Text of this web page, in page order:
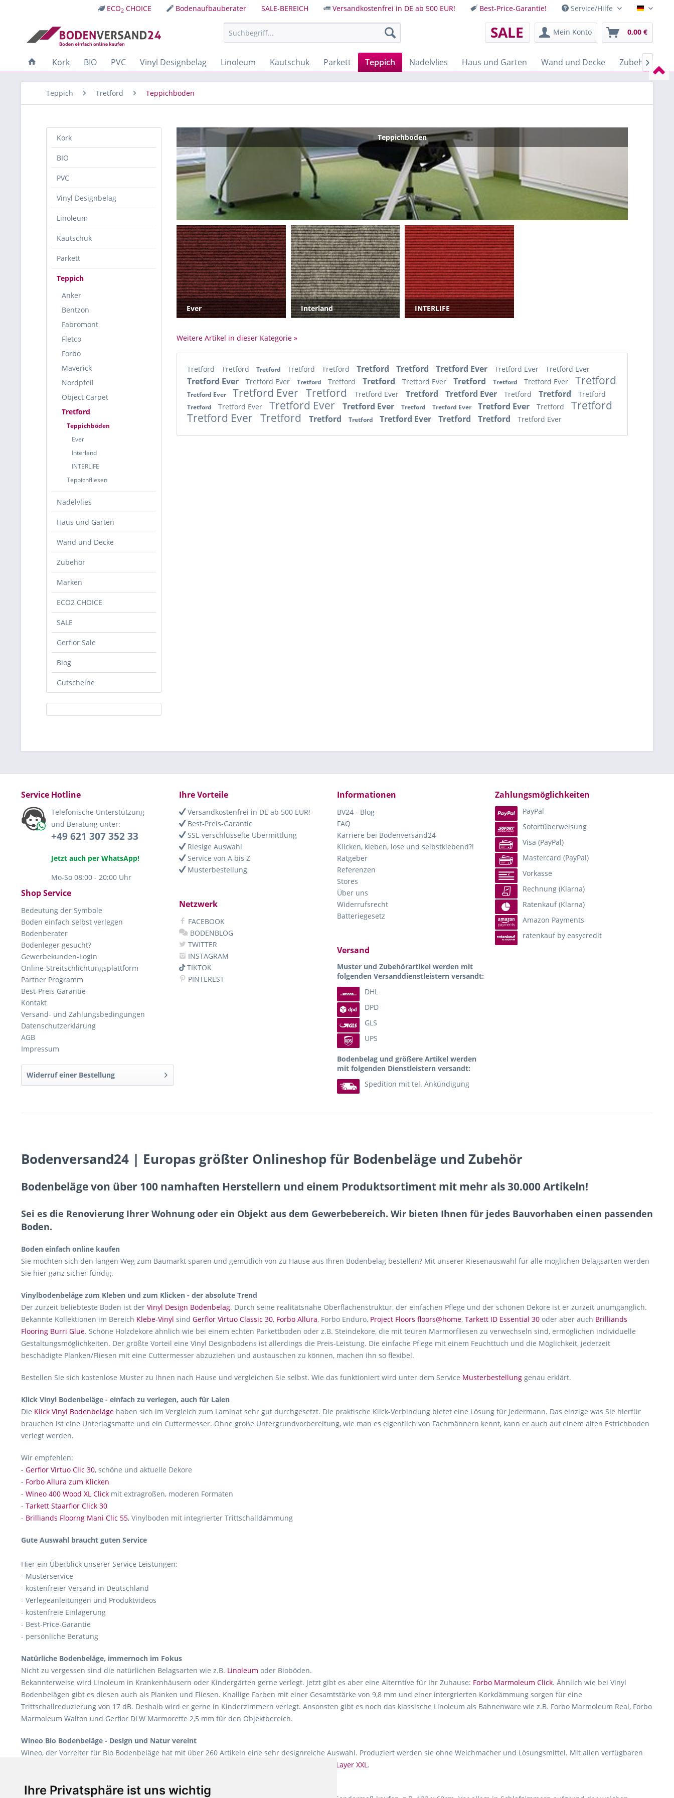
Ihre Privatsphäre ist uns wichtig
ECO2 CHOICE Bodenaufbauberater SALE-BEREICH Versandkostenfrei in DE ab 500 EUR! Best-Price-Garantie! Service/Hilfe Deutsch
SALE Mein Konto 0,00 €
Kork BIO PVC Vinyl Designbelag Linoleum Kautschuk Parkett Teppich Nadelvlies Haus und Garten Wand und Decke Zubehör

Teppich Tretford Teppichböden
Kork
BIO
PVC
Vinyl Designbelag
Linoleum
Kautschuk
Parkett
Teppich
Anker
Bentzon
Fabromont
Fletco
Forbo
Maverick
Nordpfeil
Object Carpet
Tretford
Teppichböden
Ever
Interland
INTERLIFE
Teppichfliesen
Nadelvlies
Haus und Garten
Wand und Decke
Zubehör
Marken
ECO2 CHOICE
SALE
Gerflor Sale
Blog
Gutscheine
Teppichboden
Ever Interland INTERLIFE
Weitere Artikel in dieser Kategorie »
Tretford Tretford Tretford Tretford Tretford Tretford Tretford Tretford Ever Tretford Ever Tretford Ever
Tretford Ever Tretford Ever Tretford Tretford Tretford Tretford Ever Tretford Tretford Tretford Ever Tretford
Tretford Ever Tretford Ever Tretford Tretford Ever Tretford Tretford Ever Tretford Tretford Tretford
Tretford Tretford Ever Tretford Ever Tretford Ever Tretford Tretford Ever Tretford Ever Tretford
Tretford
Tretford Ever Tretford Tretford Tretford Tretford Ever Tretford Tretford Tretford Ever
Service Hotline
Telefonische Unterstützung
und Beratung unter:
+49 621 307 352 33
Jetzt auch per WhatsApp!
Mo-So 08:00 - 20:00 Uhr
Shop Service
Bedeutung der Symbole
Boden einfach selbst verlegen
Bodenberater
Bodenleger gesucht?
Gewerbekunden-Login
Online-Streitschlichtungsplattform
Partner Programm
Best-Preis Garantie
Kontakt
Versand- und Zahlungsbedingungen
Datenschutzerklärung
AGB
Impressum
Widerruf einer Bestellung
Ihre Vorteile
Versandkostenfrei in DE ab 500 EUR!
Best-Preis-Garantie
SSL-verschlüsselte Übermittlung
Riesige Auswahl
Service von A bis Z
Musterbestellung
Netzwerk
FACEBOOK
BODENBLOG
TWITTER
INSTAGRAM
TIKTOK
PINTEREST
Informationen
BV24 - Blog
FAQ
Karriere bei Bodenversand24
Klicken, kleben, lose und selbstklebend?!
Ratgeber
Referenzen
Stores
Über uns
Widerrufsrecht
Batteriegesetz
Versand
Muster und Zubehörartikel werden mit
folgenden Versanddienstleistern versandt:
DHL
DPD
GLS
UPS
Bodenbelag und größere Artikel werden
mit folgenden Dienstleistern versandt:
Spedition mit tel. Ankündigung
Zahlungsmöglichkeiten
PayPal
Sofortüberweisung
Visa (PayPal)
Mastercard (PayPal)
Vorkasse
Rechnung (Klarna)
Ratenkauf (Klarna)
Amazon Payments
ratenkauf by easycredit
Bodenversand24 | Europas größter Onlineshop für Bodenbeläge und Zubehör
Bodenbeläge von über 100 namhaften Herstellern und einem Produktsortiment mit mehr als 30.000 Artikeln!
Sei es die Renovierung Ihrer Wohnung oder ein Objekt aus dem Gewerbebereich. Wir bieten Ihnen für jedes Bauvorhaben einen passenden
Boden.
Boden einfach online kaufen
Sie möchten sich den langen Weg zum Baumarkt sparen und gemütlich von zu Hause aus Ihren Bodenbelag bestellen? Mit unserer Riesenauswahl für alle möglichen Belagsarten werden
Sie hier ganz sicher fündig.
Vinylbodenbeläge zum Kleben und zum Klicken - der absolute Trend
Der zurzeit beliebteste Boden ist der Vinyl Design Bodenbelag. Durch seine realitätsnahe Oberflächenstruktur, der einfachen Pflege und der schönen Dekore ist er zurzeit unumgänglich.
Bekannte Kollektionen im Bereich Klebe-Vinyl sind Gerflor Virtuo Classic 30, Forbo Allura, Forbo Enduro, Project Floors floors@home, Tarkett ID Essential 30 oder aber auch Brilliands
Flooring Burri Glue. Schöne Holzdekore ähnlich wie bei einem echten Parkettboden oder z.B. Steindekore, die mit teuren Marmorfliesen zu verwechseln sind, ermöglichen individuelle
Gestaltungsmöglichkeiten. Der größte Vorteil eine Vinyl Designbodens ist allerdings die Preis-Leistung. Die einfache Pflege mit einem Feuchttuch und die Möglichkeit, jederzeit
beschädigte Planken/Fliesen mit eine Cuttermesser abzuziehen und austauschen zu können, machen ihn so flexibel.
Bestellen Sie sich kostenlose Muster zu Ihnen nach Hause und vergleichen Sie selbst. Wie das funktioniert wird unter dem Service Musterbestellung genau erklärt.
Klick Vinyl Bodenbeläge - einfach zu verlegen, auch für Laien
Die Klick Vinyl Bodenbeläge haben sich im Vergleich zum Laminat sehr gut durchgesetzt. Die praktische Klick-Verbindung bietet eine Lösung für Jedermann. Das einzige was Sie hierfür
brauchen ist eine Unterlagsmatte und ein Cuttermesser. Ohne große Untergrundvorbereitung, wie man es eigentlich von Fachmännern kennt, kann er auch auf einem alten Estrichboden
verlegt werden.
Wir empfehlen:
- Gerflor Virtuo Clic 30, schöne und aktuelle Dekore
- Forbo Allura zum Klicken
- Wineo 400 Wood XL Click mit extragroßen, moderen Formaten
- Tarkett Staarflor Click 30
- Brilliands Floorng Mani Clic 55, Vinylboden mit integrierter Trittschalldämmung
Gute Auswahl braucht guten Service
Hier ein Überblick unserer Service Leistungen:
- Musterservice
- kostenfreier Versand in Deutschland
- Verlegeanleitungen und Produktvideos
- kostenfreie Einlagerung
- Best-Price-Garantie
- persönliche Beratung
Natürliche Bodenbeläge, immernoch im Fokus
Nicht zu vergessen sind die natürlichen Belagsarten wie z.B. Linoleum oder Bioböden.
Bekannterweise wird Linoleum in Krankenhäusern oder Kindergärten gerne verlegt. Jetzt gibt es aber eine Alterntive für Ihr Zuhause: Forbo Marmoleum Click. Ähnlich wie bei Vinyl
Bodenbelägen gibt es diesen auch als Planken und Fliesen. Knallige Farben mit einer Gesamtstärke von 9,8 mm und einer intergrierten Korkdämmung sorgen für eine
Trittschallreduzierung von 17 dB. Deshalb wird er gerne in Kinderzimmern verlegt. Ansonsten gibt es noch das klassische Linoleum als Bahnenware wie z.B. Forbo Marmoleum Real, Forbo
Marmoleum Walton und Gerflor DLW Marmorette 2,5 mm für den Objektbereich.
Wineo Bio Bodenbeläge - Design und Natur vereint
Wineo, der Vorreiter für Bio Bodenbeläge hat mit über 260 Artikeln eine sehr designreiche Auswahl. Produziert werden sie ohne Weichmacher und Lösungsmittel. Mit allen verfügbaren
Wineo 1000 Multi Layer XXL.
Teppiche für ein angenehmes Laufgefühl